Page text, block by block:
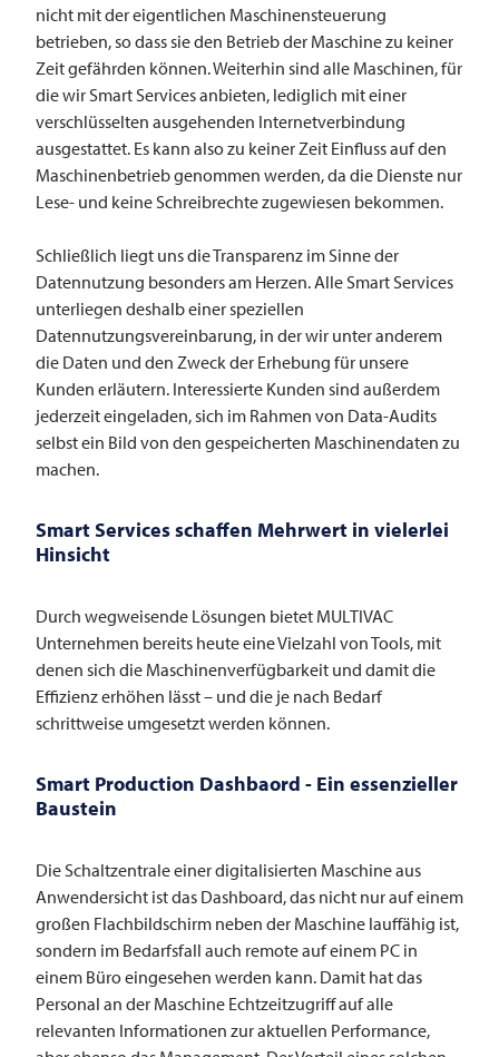
nicht mit der eigentlichen Maschinensteuerung
betrieben, so dass sie den Betrieb der Maschine zu keiner
Zeit gefährden können. Weiterhin sind alle Maschinen, für
die wir Smart Services anbieten, lediglich mit einer
verschlüsselten ausgehenden Internetverbindung
ausgestattet. Es kann also zu keiner Zeit Einfluss auf den
Maschinenbetrieb genommen werden, da die Dienste nur
Lese- und keine Schreibrechte zugewiesen bekommen.
Schließlich liegt uns die Transparenz im Sinne der
Datennutzung besonders am Herzen. Alle Smart Services
unterliegen deshalb einer speziellen
Datennutzungsvereinbarung, in der wir unter anderem
die Daten und den Zweck der Erhebung für unsere
Kunden erläutern. Interessierte Kunden sind außerdem
jederzeit eingeladen, sich im Rahmen von Data-Audits
selbst ein Bild von den gespeicherten Maschinendaten zu
machen.
Smart Services schaffen Mehrwert in vielerlei
Hinsicht
Durch wegweisende Lösungen bietet MULTIVAC
Unternehmen bereits heute eine Vielzahl von Tools, mit
denen sich die Maschinenverfügbarkeit und damit die
Effizienz erhöhen lässt – und die je nach Bedarf
schrittweise umgesetzt werden können.
Smart Production Dashbaord - Ein essenzieller
Baustein
Die Schaltzentrale einer digitalisierten Maschine aus
Anwendersicht ist das Dashboard, das nicht nur auf einem
großen Flachbildschirm neben der Maschine lauffähig ist,
sondern im Bedarfsfall auch remote auf einem PC in
einem Büro eingesehen werden kann. Damit hat das
Personal an der Maschine Echtzeitzugriff auf alle
relevanten Informationen zur aktuellen Performance,